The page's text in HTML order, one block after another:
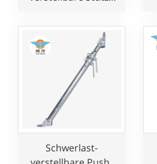
von Schalungen
Schwerlast-